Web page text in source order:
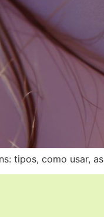
tipos, como usar,